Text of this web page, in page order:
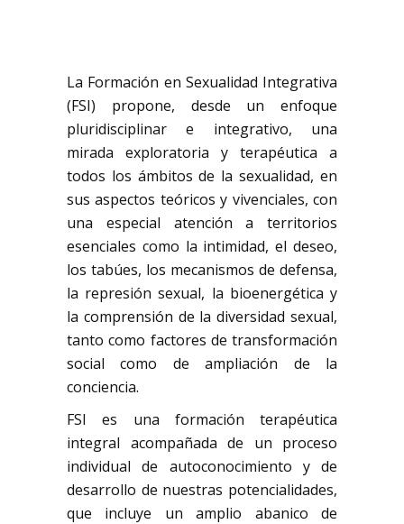
La Formación en Sexualidad Integrativa
(FSI) propone, desde un enfoque
pluridisciplinar e integrativo, una
mirada exploratoria y terapéutica a
todos los ámbitos de la sexualidad, en
sus aspectos teóricos y vivenciales, con
una especial atención a territorios
esenciales como la intimidad, el deseo,
los tabúes, los mecanismos de defensa,
la represión sexual, la bioenergética y
la comprensión de la diversidad sexual,
tanto como factores de transformación
social como de ampliación de la
conciencia.
FSI es una formación terapéutica
integral acompañada de un proceso
individual de autoconocimiento y de
desarrollo de nuestras potencialidades,
que incluye un amplio abanico de